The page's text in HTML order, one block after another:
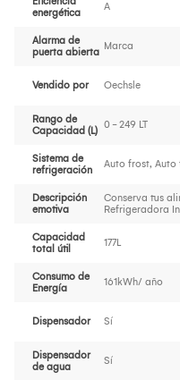
energética
A
Alarma de
puerta abierta
Marca
Vendido por Oechsle
Rango de
Capacidad (L)
0 - 249 LT
Sistema de
refrigeración
Auto frost, Auto
Descripción
emotiva
Conserva tus
Refrigeradora
Capacidad
total útil
177L
Consumo de
Energía
161kWh/ año
Dispensador Sí
Dispensador
de agua
Sí